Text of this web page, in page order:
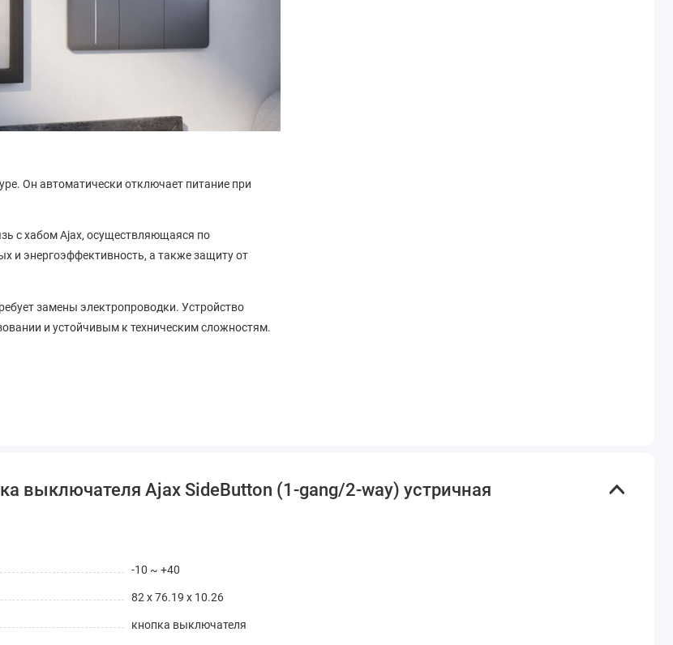
Он автоматически отключает питание при
с хабом Ajax, осуществляющаяся по
и энергоэффективность, а также защиту от
замены электропроводки. Устройство
и устойчивым к техническим сложностям.
выключателя Ajax SideButton (1-gang/2-way) устричная
-10 ~ +40
82 x 76.19 x 10.26
кнопка выключателя